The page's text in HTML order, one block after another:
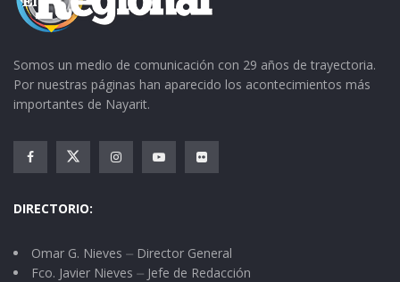
Somos un medio de comunicación con 29 años de trayectoria.
Por nuestras páginas han aparecido los acontecimientos más
importantes de Nayarit.
DIRECTORIO:
Omar G. Nieves ⏤ Director General
Fco. Javier Nieves ⏤ Jefe de Redacción